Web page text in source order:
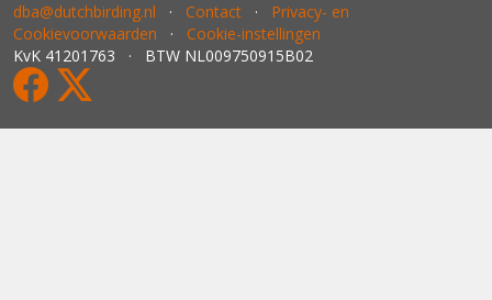
dba@dutchbirding.nl · Contact · Privacy- en
Cookievoorwaarden · Cookie-instellingen
KvK 41201763 · BTW NL009750915B02